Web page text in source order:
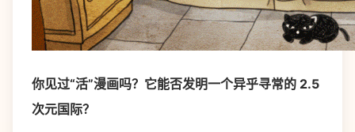
你见过“活”漫画吗？它能否发明一个异乎寻常的 2.5
次元国际？